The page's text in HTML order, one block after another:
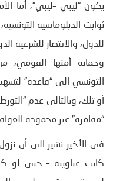
يكون “ليبي –ليبي”، أما
ثوابت الدبلوماسية
للدول، والانتصار للشرعية
وحماية أمنها القومي،
التونسي الى “قاعدة”
أو تلك، وبالتالي عدم
“مقامرة” غير محمودة
في الأخير نشير الى أن
كانت عناوينه – حتى لو